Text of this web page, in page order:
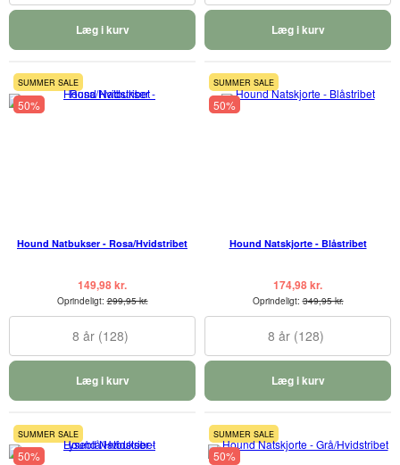
Læg i kurv Læg i kurv
SUMMER SALE
50%
Hound Natbukser - Rosa/Hvidstribet
149,98 kr.
Oprindeligt:299,95 kr.
8 år (128)
Læg i kurv
SUMMER SALE
50%
Hound Natskjorte - Blåstribet
174,98 kr.
Oprindeligt:349,95 kr.
8 år (128)
Læg i kurv
SUMMER SALE
50%
SUMMER SALE
50%